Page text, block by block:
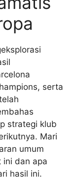
serta
strategi klub
Mari
umum
ini dan apa
hasil ini.